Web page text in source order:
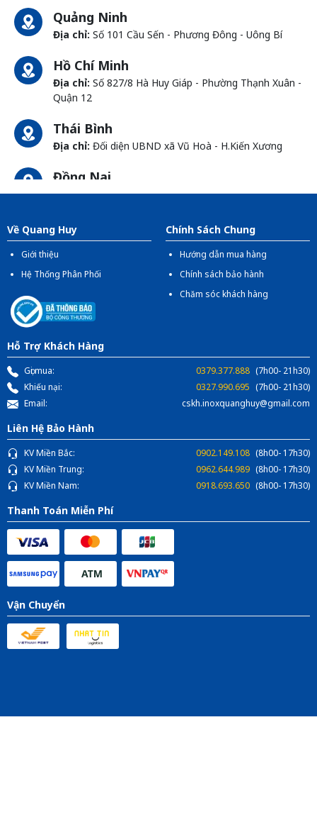
Quảng Ninh
Địa chỉ: Số 101 Cầu Sến - Phương Đông - Uông Bí
Hồ Chí Minh
Địa chỉ: Số 827/8 Hà Huy Giáp - Phường Thạnh Xuân -
Quận 12
Thái Bình
Địa chỉ: Đối diện UBND xã Vũ Hoà - H.Kiến Xương
Đồng Nai
Địa chỉ:1066- QL 51 Tổ 3 - Ấp Đồng - Phước Tân -
Về Quang Huy
Giới thiệu
Hệ Thống Phân Phối
Chính Sách Chung
Hướng dẫn mua hàng
Chính sách bảo hành
Chăm sóc khách hàng
Hỗ Trợ Khách Hàng
Gọi mua: 0379.377.888 (7h00- 21h30)
Khiếu nại:
0327.990.695 (7h00- 21h30)
Email:
cskh.inoxquanghuy@gmail.com
Liên Hệ Bảo Hành
KV Miền Bắc: 0902.149.108 (8h00- 17h30)
KV Miền Trung:
0962.644.989 (8h00- 17h30)
KV Miền Nam:
0918.693.650 (8h00- 17h30)
Thanh Toán Miễn Phí
Vận Chuyển